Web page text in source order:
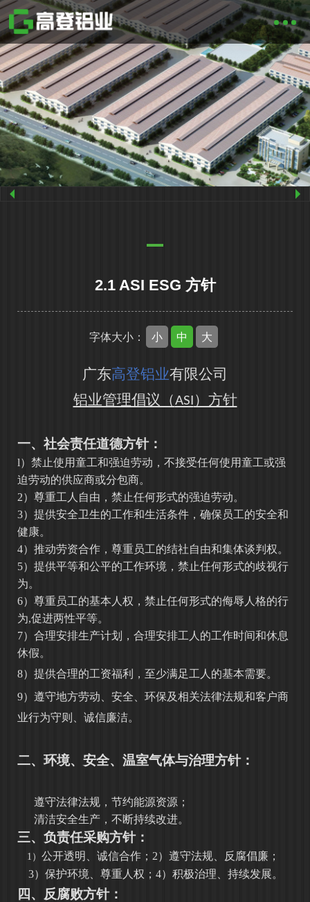
2.1 ASI ESG 方针
字体大小： 小 中 大
广东高登铝业有限公司
铝业管理倡议（ASI）方针
一、社会责任道德方针：
l）禁止使用童工和强迫劳动，不接受任何使用童工或强
迫劳动的供应商或分包商。
2）尊重工人自由，禁止任何形式的强迫劳动。
3）提供安全卫生的工作和生活条件，确保员工的安全和
健康。
4）推动劳资合作，尊重员工的结社自由和集体谈判权。
5）提供平等和公平的工作环境，禁止任何形式的歧视行
为。
6）尊重员工的基本人权，禁止任何形式的侮辱人格的行
为,促进两性平等。
7）合理安排生产计划，合理安排工人的工作时间和休息
休假。
8）提供合理的工资福利，至少满足工人的基本需要。
9）遵守地方劳动、安全、环保及相关法律法规和客户商
业行为守则、 诚信廉洁。
二、环境、安全、温室气体与治理方针：
遵守法律法规，节约能源资源；
清洁安全生产，不断持续改进。
三、 负责任采购方针：
1） 公开透明、诚信合作； 2）遵守法规、反腐倡廉；
3）保护环境、尊重人权；4）积极治理、持续发展。
四、 反腐败方针：